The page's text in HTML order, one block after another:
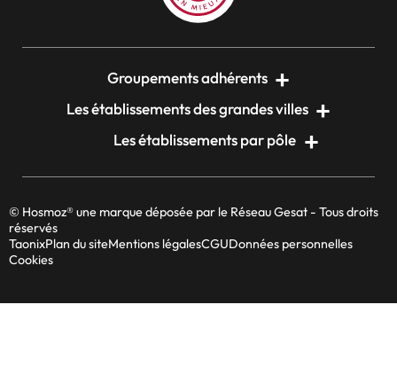
Groupements adhérents
Les établissements des grandes villes
Les établissements par pôle
© Hosmoz® une marque déposée par le Réseau Gesat - Tous droits
réservés
TaonixPlan du siteMentions légalesCGUDonnées personnelles
Cookies